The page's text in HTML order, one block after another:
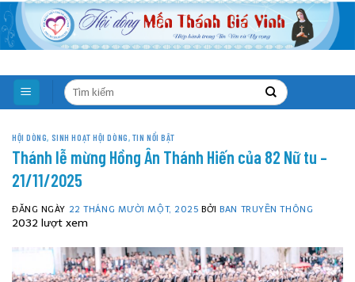
Skip
to
content
HỘI DÒNG, SINH HOẠT HỘI DÒNG, TIN NỔI BẬT
Thánh lễ mừng Hồng Ân Thánh Hiến của 82 Nữ tu –
21/11/2025
ĐĂNG NGÀY 22 THÁNG MƯỜI MỘT, 2025 BỞIBAN TRUYỀN THÔNG
2032 lượt xem